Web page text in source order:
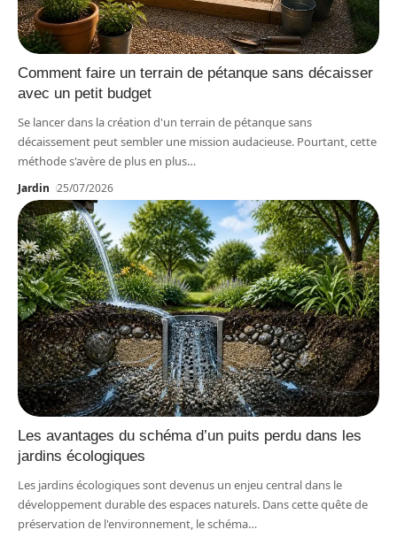
Comment faire un terrain de pétanque sans décaisser
avec un petit budget
Se lancer dans la création d'un terrain de pétanque sans
décaissement peut sembler une mission audacieuse. Pourtant, cette
méthode s'avère de plus en plus…
Jardin 25/07/2026
Les avantages du schéma d’un puits perdu dans les
jardins écologiques
Les jardins écologiques sont devenus un enjeu central dans le
développement durable des espaces naturels. Dans cette quête de
préservation de l'environnement, le schéma…